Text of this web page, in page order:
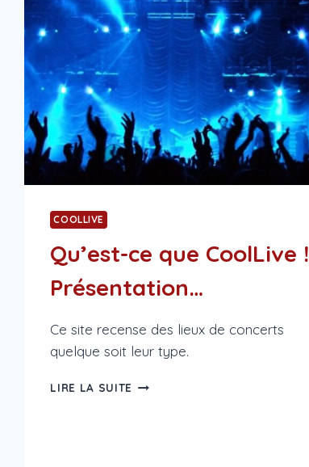
COOLLIVE
Qu’est-ce que CoolLive !
Présentation…
Ce site recense des lieux de concerts
quelque soit leur type.
LIRE LA SUITE QU’EST-